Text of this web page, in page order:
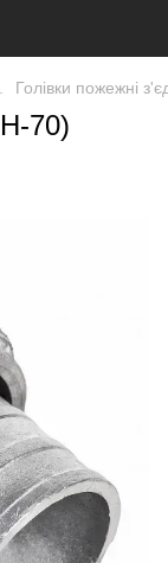
Голівки пожежні
70)